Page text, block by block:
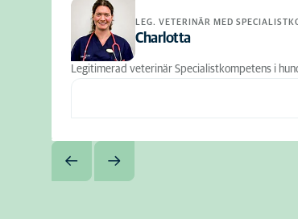
LEG. VETERINÄR MED
Charlotta
Legitimerad veterinär Specialistkompetens i